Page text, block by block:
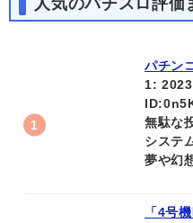
パチン
1:
無駄な
システ
夢や幻
「4号